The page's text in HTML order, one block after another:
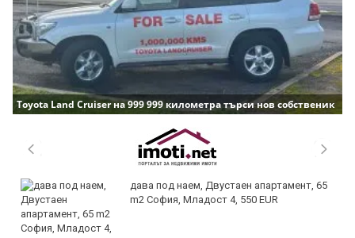
Toyota Land Cruiser на 999 999 километра търси нов собственик
дава под наем, Двустаен апартамент, 65
m2 София, Младост 4, 550 EUR